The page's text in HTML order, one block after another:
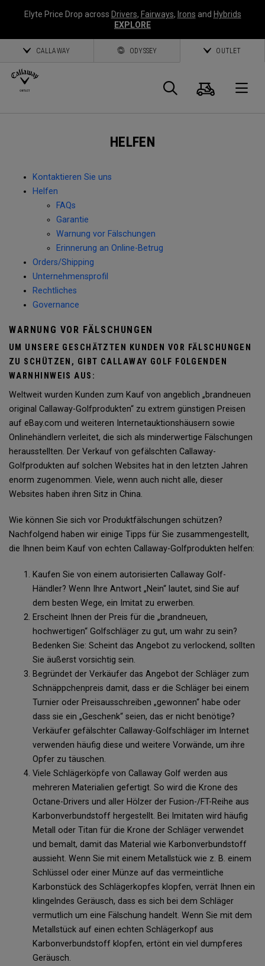
Elyte Price Drop across Drivers, Fairways, Irons and Hybrids
EXPLORE
CALLAWAY ODYSSEY OUTLET
Suche
HELFEN
Kontaktieren Sie uns
Helfen
FAQs
Garantie
Warnung vor Fälschungen
Erinnerung an Online-Betrug
Orders/Shipping
Unternehmensprofil
Rechtliches
Governance
WARNUNG VOR FÄLSCHUNGEN
UM UNSERE GESCHÄTZTEN KUNDEN VOR FÄLSCHUNGEN
ZU SCHÜTZEN, GIBT CALLAWAY GOLF FOLGENDEN
WARNHINWEIS AUS:
Weltweit wurden Kunden zum Kauf von angeblich „brandneuen
original Callaway-Golfprodukten“ zu extrem günstigen Preisen
auf eBay.com und weiteren Internetauktionshäusern sowie
Onlinehändlern verleitet, die sich als minderwertige Fälschungen
herausstellten. Der Verkauf von gefälschten Callaway-
Golfprodukten auf solchen Websites hat in den letzten Jahren
enorm zugenommen. Viele, wenn auch nicht alle, dieser
Websites haben ihren Sitz in China.
Wie können Sie sich vor Produktfälschungen schützen?
Nachfolgend haben wir einige Tipps für Sie zusammengestellt,
die Ihnen beim Kauf von echten Callaway-Golfprodukten helfen:
Kaufen Sie von einem autorisierten Callaway Golf-
Händler? Wenn Ihre Antwort „Nein“ lautet, sind Sie auf
dem besten Wege, ein Imitat zu erwerben.
Erscheint Ihnen der Preis für die „brandneuen,
hochwertigen“ Golfschläger zu gut, um wahr zu sein?
Bedenken Sie: Scheint das Angebot zu verlockend, sollten
Sie äußerst vorsichtig sein.
Begründet der Verkäufer das Angebot der Schläger zum
Schnäppchenpreis damit, dass er die Schläger bei einem
Turnier oder Preisausschreiben „gewonnen“ habe oder
dass sie ein „Geschenk“ seien, das er nicht benötige?
Verkäufer gefälschter Callaway-Golfschläger im Internet
verwenden häufig diese und weitere Vorwände, um ihre
Opfer zu täuschen.
Viele Schlägerköpfe von Callaway Golf werden aus
mehreren Materialien gefertigt. So wird die Krone des
Octane-Drivers und aller Hölzer der Fusion-/FT-Reihe aus
Karbonverbundstoff hergestellt. Bei Imitaten wird häufig
Metall oder Titan für die Krone der Schläger verwendet
und bemalt, damit das Material wie Karbonverbundstoff
aussieht. Wenn Sie mit einem Metallstück wie z. B. einem
Schlüssel oder einer Münze auf das vermeintliche
Karbonstück des Schlägerkopfes klopfen, verrät Ihnen ein
klingelndes Geräusch, dass es sich bei dem Schläger
vermutlich um eine Fälschung handelt. Wenn Sie mit dem
Metallstück auf einen echten Schlägerkopf aus
Karbonverbundstoff klopfen, ertönt ein viel dumpferes
Geräusch.